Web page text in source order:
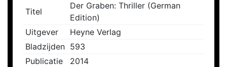
Titel
Der Graben: Thriller (German
Edition)
Uitgever
Heyne Verlag
Bladzijden 593
Publicatie
2014